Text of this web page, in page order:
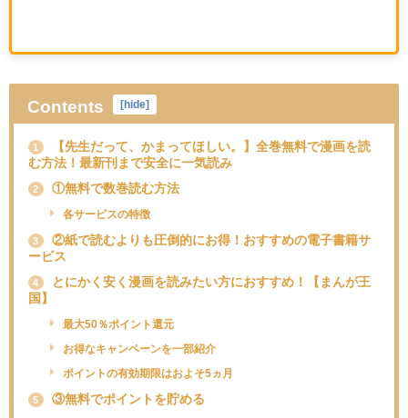
Contents [hide]
1
【先生だって、かまってほしい。】全巻無料で漫画を読
む方法！最新刊まで安全に一気読み
2 ①無料で数巻読む方法
各サービスの特徴
3
②紙で読むよりも圧倒的にお得！おすすめの電子書籍サ
ービス
4
とにかく安く漫画を読みたい方におすすめ！【まんが王
国】
最大50％ポイント還元
お得なキャンペーンを一部紹介
ポイントの有効期限はおよそ5ヵ月
5 ③無料でポイントを貯める